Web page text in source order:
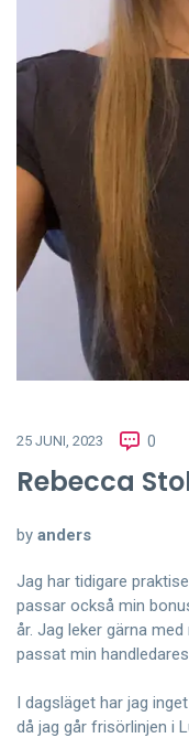
25 JUNI, 2023 0
Rebecca
by anders
Jag har tidigare
passar också min
år. Jag leker gärna
passat min
I dagsläget har jag
då jag går frisörlinjen i